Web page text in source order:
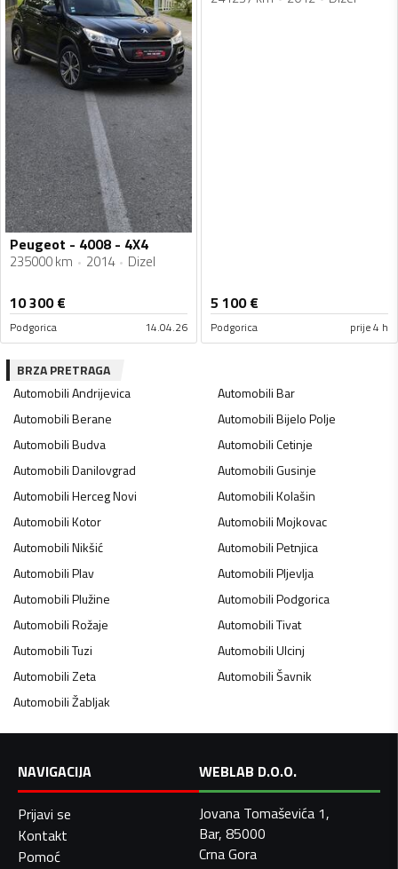
Peugeot - 4008 - 4X4
235000 km 2014 Dizel
10 300€
Podgorica 14.04.26
5 100€
Podgorica prije 4 h
BRZA PRETRAGA
AutomobiliAndrijevica AutomobiliBar
AutomobiliBerane AutomobiliBijelo Polje
AutomobiliBudva AutomobiliCetinje
AutomobiliDanilovgrad AutomobiliGusinje
AutomobiliHerceg Novi AutomobiliKolašin
AutomobiliKotor AutomobiliMojkovac
AutomobiliNikšić AutomobiliPetnjica
AutomobiliPlav AutomobiliPljevlja
AutomobiliPlužine AutomobiliPodgorica
AutomobiliRožaje AutomobiliTivat
AutomobiliTuzi AutomobiliUlcinj
AutomobiliZeta AutomobiliŠavnik
AutomobiliŽabljak
NAVIGACIJA
Prijavi se
Kontakt
Pomoć
WEBLAB D.O.O.
Jovana Tomaševića 1,
Bar, 85000
Crna Gora